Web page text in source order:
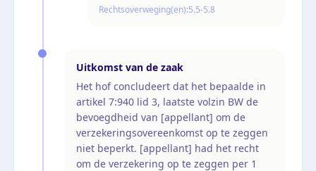
Rechtsoverweging(en):5.5-5.8
Uitkomst van de zaak
Het hof concludeert dat het bepaalde in
artikel 7:940 lid 3, laatste volzin BW de
bevoegdheid van [appellant] om de
verzekeringsovereenkomst op te zeggen
niet beperkt. [appellant] had het recht
om de verzekering op te zeggen per 1